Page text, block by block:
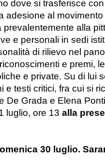
dove si trasferisce
adesione al
alla
e personali in sedi
di rilievo nel
e premi,
e private. Su di lui
e testi critici, fra cui si
De Grada e Elena
luglio, ore 13 alla
30 luglio.